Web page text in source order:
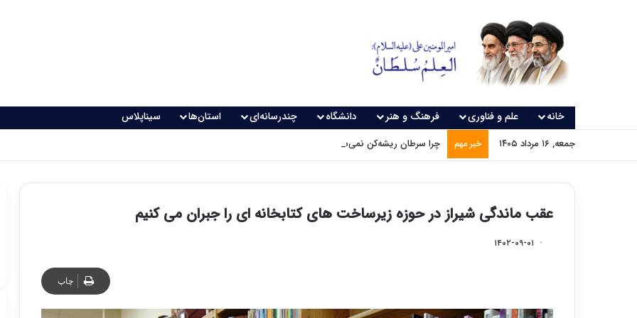
خانه علم و فناوری فرهنگ و هنر دانشگاه چندرسانه‌ای استان‌ها سیناپلاس
جمعه, ۱۶ مرداد ۱۴۰۵ خبر مهم چرا سرطان ریشه‌کن نمی‌شود؟
عقب ماندگی شیراز در حوزه زیرساخت های کتابخانه ای را جبران می کنیم
۱۴۰۲-۰۹-۰۱
چاپ